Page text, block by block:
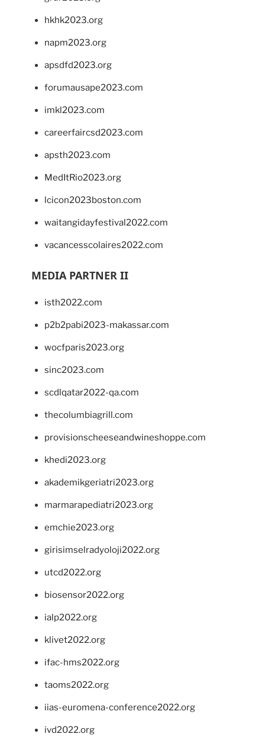
hkhk2023.org
napm2023.org
apsdfd2023.org
forumausape2023.com
imkl2023.com
careerfaircsd2023.com
apsth2023.com
MedItRio2023.org
lcicon2023boston.com
waitangidayfestival2022.com
vacancesscolaires2022.com
MEDIA PARTNER II
isth2022.com
p2b2pabi2023-makassar.com
wocfparis2023.org
sinc2023.com
scdlqatar2022-qa.com
thecolumbiagrill.com
provisionscheeseandwineshoppe.com
khedi2023.org
akademikgeriatri2023.org
marmarapediatri2023.org
emchie2023.org
girisimselradyoloji2022.org
utcd2022.org
biosensor2022.org
ialp2022.org
klivet2022.org
ifac-hms2022.org
taoms2022.org
iias-euromena-conference2022.org
ivd2022.org